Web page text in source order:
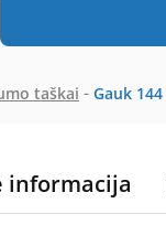
taškai - Gauk 144
informacija